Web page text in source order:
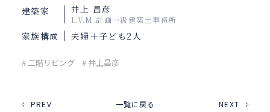
建築家
井上 昌彦
L.V.M.計画一級建築士事務所
家族構成 夫婦＋子ども2人
# 二階リビング # 井上昌彦
PREV 一覧に戻る NEXT